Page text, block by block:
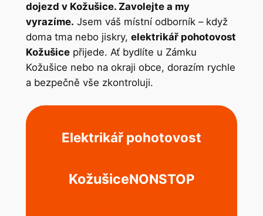
dojezd v Kožušice. Zavolejte a my
vyrazíme. Jsem váš místní odborník – když
doma tma nebo jiskry, elektrikář pohotovost
Kožušicepřijede. Ať bydlíte u Zámku
Kožušice nebo na okraji obce, dorazím rychle
a bezpečně vše zkontroluji.
Elektrikář pohotovost
KožušiceNONSTOP